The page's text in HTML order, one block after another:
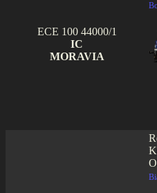
ECE 100 44000/1
IC
MORAVIA